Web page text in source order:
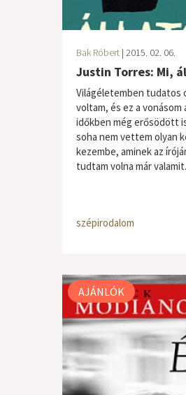
Bak Róbert | 2015. 02. 06.
Justin Torres: Mi,
Világéletemben tudatos
voltam, és ez a vonásom
időkben még erősödött
soha nem vettem olyan
kezembe, aminek az
tudtam volna már
szépirodalom
AJÁNLÓK